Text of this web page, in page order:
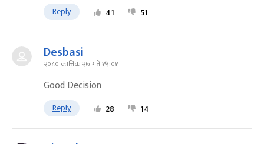
Reply 41 51
Desbasi
२०८० कात्तिक २७ गते १५:०१
Good Decision
Reply 28 14